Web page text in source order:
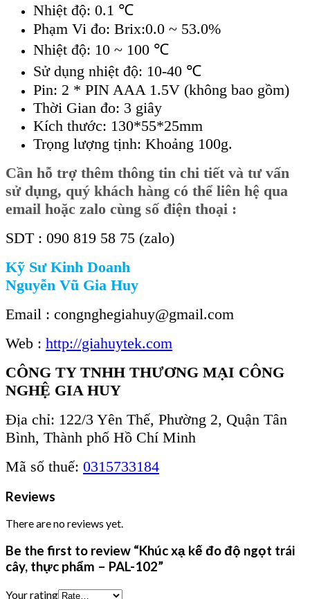
Nhiệt độ: 0.1 ℃
Phạm Vi đo: Brix:0.0 ~ 53.0%
Nhiệt độ: 10 ~ 100 ℃
Sử dụng nhiệt độ: 10-40 ℃
Pin: 2 * PIN AAA 1.5V (không bao gồm)
Thời Gian đo: 3 giây
Kích thước: 130*55*25mm
Trọng lượng tịnh: Khoảng 100g.
Cần hỗ trợ thêm thông tin chi tiết và tư vấn
sử dụng, quý khách hàng có thể liên hệ qua
email hoặc zalo cùng số điện thoại :
SDT : 090 819 58 75 (zalo)
Kỹ Sư Kinh Doanh
Nguyễn Vũ Gia Huy
Email : congnghegiahuy@gmail.com
Web : http://giahuytek.com
CÔNG TY TNHH THƯƠNG MẠI CÔNG
NGHỆ GIA HUY
Địa chỉ: 122/3 Yên Thế, Phường 2, Quận Tân
Bình, Thành phố Hồ Chí Minh
Mã số thuế: 0315733184
Reviews
There are no reviews yet.
Be the first to review “Khúc xạ kế đo độ ngọt trái
cây, thực phẩm – PAL-102”
Your rating